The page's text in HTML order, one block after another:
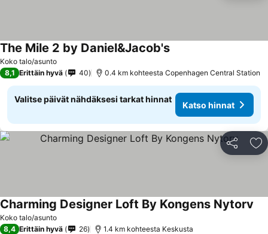
Koko talo/asunto
The Mile 2 by Daniel&Jacob's
8,1 Erittäin hyvä 40 0.4 km kohteesta Copenhagen Central Station
Valitse päivät nähdäksesi tarkat hinnat
Katso hinnat
Jaa
Koko talo/asunto
Charming Designer Loft By Kongens Nytorv
8,4 Erittäin hyvä 26 1.4 km kohteesta Keskusta